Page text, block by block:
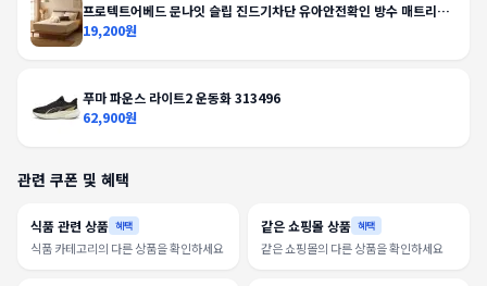
프로텍트어베드 문나잇 슬립 진드기차단 유아안전확인 방수 매트리스
커버
19,200원
푸마 파운스 라이트2 운동화 313496
62,900원
관련 쿠폰 및 혜택
식품 관련 상품 혜택
식품 카테고리의 다른 상품을 확인하세요
같은 쇼핑몰 상품 혜택
같은 쇼핑몰의 다른 상품을 확인하세요